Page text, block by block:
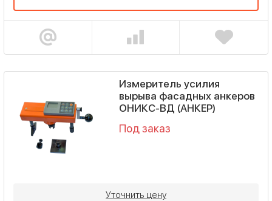
Измеритель усилия
вырыва фасадных анкеров
ОНИКС-ВД (АНКЕР)
Под заказ
Уточнить цену